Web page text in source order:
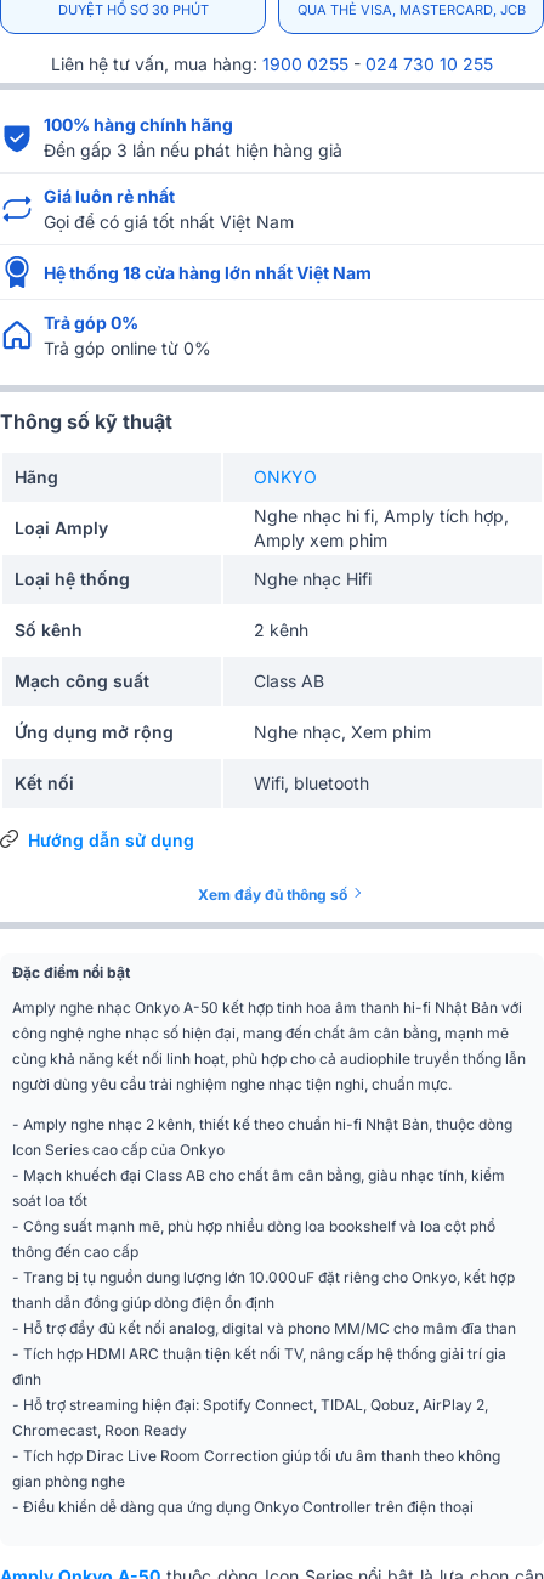
DUYỆT HỒ SƠ 30 PHÚT QUA THẺ VISA, MASTERCARD, JCB
Liên hệ tư vấn, mua hàng: 1900 0255 - 024 730 10 255
100% hàng chính hãng
Đền gấp 3 lần nếu phát hiện hàng giả
Giá luôn rẻ nhất
Gọi để có giá tốt nhất Việt Nam
Hệ thống 18 cửa hàng lớn nhất Việt Nam
Trả góp 0%
Trả góp online từ 0%
Thông số kỹ thuật
Hãng ONKYO
Loại Amply
Nghe nhạc hi fi, Amply tích hợp,
Amply xem phim
Loại hệ thống
Nghe nhạc Hifi
Số kênh 2 kênh
Mạch công suất Class AB
Ứng dụng mở rộng Nghe nhạc, Xem phim
Kết nối Wifi, bluetooth
Ứng dụng điều khiển
Đen, Bạc
Phân khúc
Cấu trúc ampli Integrated Amplifier
Số kênh pre-ampli 2 kênh
Công suất đầu ra (8Ω)
0,08%, 2 kênh hoạt động)
Công suất đầu ra (4Ω)
kênh hoạt động)
Đáp tuyến tần số
5Hz - 100kHz (+1 / −3dB)
Điều chỉnh âm sắc
±10dB
Trở kháng loa hỗ trợ
4 - 16Ω
DAC tích hợp DAC stereo 32bit / 768kHz
Công nghệ âm thanh
Darlington Inverted Amplifier,
Hiệu chỉnh phòng
Dirac Live Room Correction (bản
license)
Hướng dẫn sử dụng
Xem đầy đủ thông số
Đặc điểm nổi bật
Amply nghe nhạc Onkyo A-50 kết hợp tinh hoa âm thanh hi-fi Nhật Bản với
công nghệ nghe nhạc số hiện đại, mang đến chất âm cân bằng, mạnh mẽ
cùng khả năng kết nối linh hoạt, phù hợp cho cả audiophile truyền thống lẫn
người dùng yêu cầu trải nghiệm nghe nhạc tiện nghi, chuẩn mực.
- Amply nghe nhạc 2 kênh, thiết kế theo chuẩn hi-fi Nhật Bản, thuộc dòng
Icon Series cao cấp của Onkyo
- Mạch khuếch đại Class AB cho chất âm cân bằng, giàu nhạc tính, kiểm
soát loa tốt
- Công suất mạnh mẽ, phù hợp nhiều dòng loa bookshelf và loa cột phổ
thông đến cao cấp
- Trang bị tụ nguồn dung lượng lớn 10.000uF đặt riêng cho Onkyo, kết hợp
thanh dẫn đồng giúp dòng điện ổn định
- Hỗ trợ đầy đủ kết nối analog, digital và phono MM/MC cho mâm đĩa than
- Tích hợp HDMI ARC thuận tiện kết nối TV, nâng cấp hệ thống giải trí gia
đình
- Hỗ trợ streaming hiện đại: Spotify Connect, TIDAL, Qobuz, AirPlay 2,
Chromecast, Roon Ready
- Tích hợp Dirac Live Room Correction giúp tối ưu âm thanh theo không
gian phòng nghe
- Điều khiển dễ dàng qua ứng dụng Onkyo Controller trên điện thoại